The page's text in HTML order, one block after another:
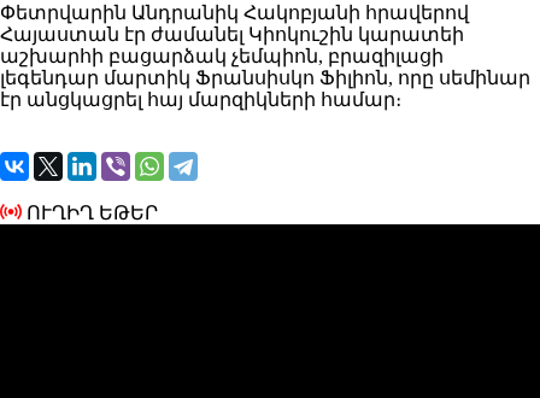
Փետրվարին Անդրանիկ Հակոբյանի հրավերով
Հայաստան էր ժամանել Կիոկուշին կարատեի
աշխարհի բացարձակ չեմպիոն, բրազիլացի
լեգենդար մարտիկ Ֆրանսիսկո Ֆիլիոն, որը սեմինար
էր անցկացրել հայ մարզիկների համար։
ՈՒՂԻՂ ԵԹԵՐ